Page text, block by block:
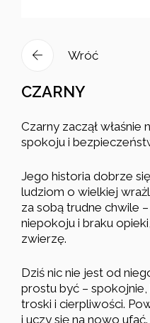
Wróć
CZARNY
Czarny zaczął właśnie
spokoju i
Jego historia dobrze
ludziom o wielkiej
za sobą trudne chwile
niepokoju i braku
zwierzę.
Dziś nic nie jest od
prostu być –
troski i cierpliwości.
i uczy się na nowo ufać.